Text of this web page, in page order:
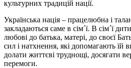
культурних традицій нації.
Українська нація – працелюбна і
закладаються саме в сім´ї. В сім´ї
любові до батька, матері, до своєї
сил і натхнення, які допомагають їй
долати життєві труднощі, досягати
перемоги.